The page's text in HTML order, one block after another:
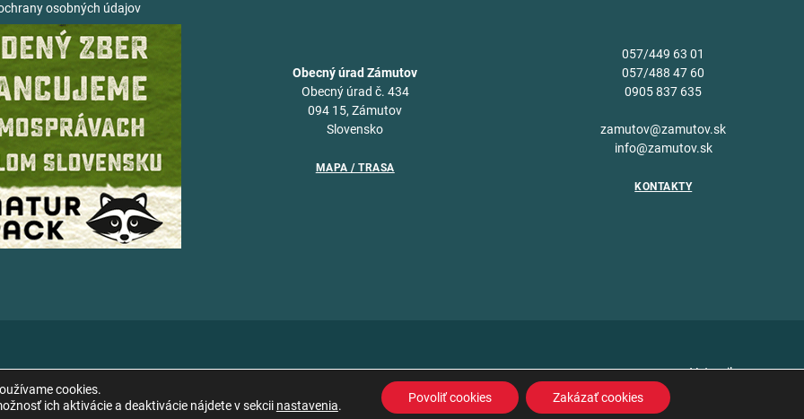
osobných údajov
Obecný úrad Zámutov
Obecný úrad č. 434
094 15, Zámutov
Slovensko
MAPA / TRASA
057/449 63 01
057/488 47 60
0905 837 635
zamutov@zamutov.sk
info@zamutov.sk
KONTAKTY
Vytvoril
cookies.
ich aktivácie a deaktivácie nájdete v sekcii nastavenia.
Povoliť cookies Zakázať cookies